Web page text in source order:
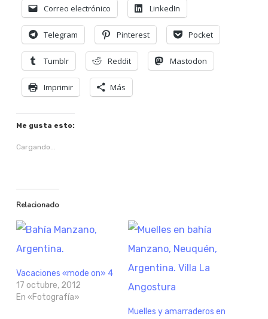
Correo electrónico LinkedIn
Telegram Pinterest Pocket
Tumblr Reddit Mastodon
Imprimir Más
Me gusta esto:
Cargando...
Relacionado
Vacaciones «mode on» 4
17 octubre, 2012
En «Fotografía»
Muelles y amarraderos en